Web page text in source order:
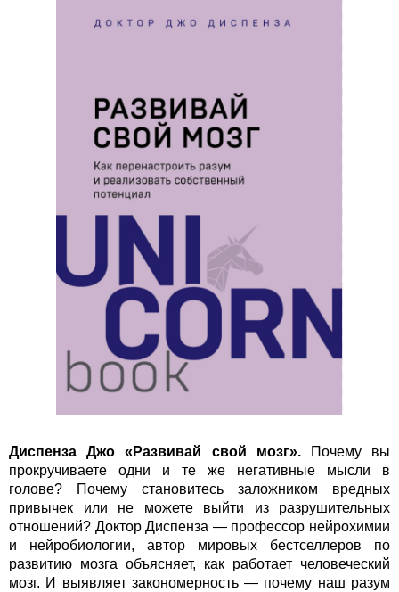
Диспенза Джо «Развивай свой мозг».
Почему вы
прокручиваете одни и те же негативные мысли в
голове? Почему становитесь заложником вредных
привычек или не можете выйти из разрушительных
отношений? Доктор Диспенза — профессор нейрохимии
и нейробиологии, автор мировых бестселлеров по
развитию мозга объясняет, как работает человеческий
мозг. И выявляет закономерность — почему наш разум